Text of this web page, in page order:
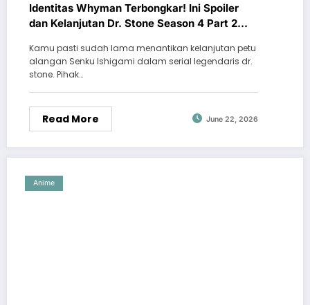
Identitas Whyman Terbongkar! Ini Spoiler
dan Kelanjutan Dr. Stone Season 4 Part 2
Kamu pasti sudah lama menantikan kelanjutan petu
alangan Senku Ishigami dalam serial legendaris dr.
stone. Pihak…
Read More June 22, 2026
Anime